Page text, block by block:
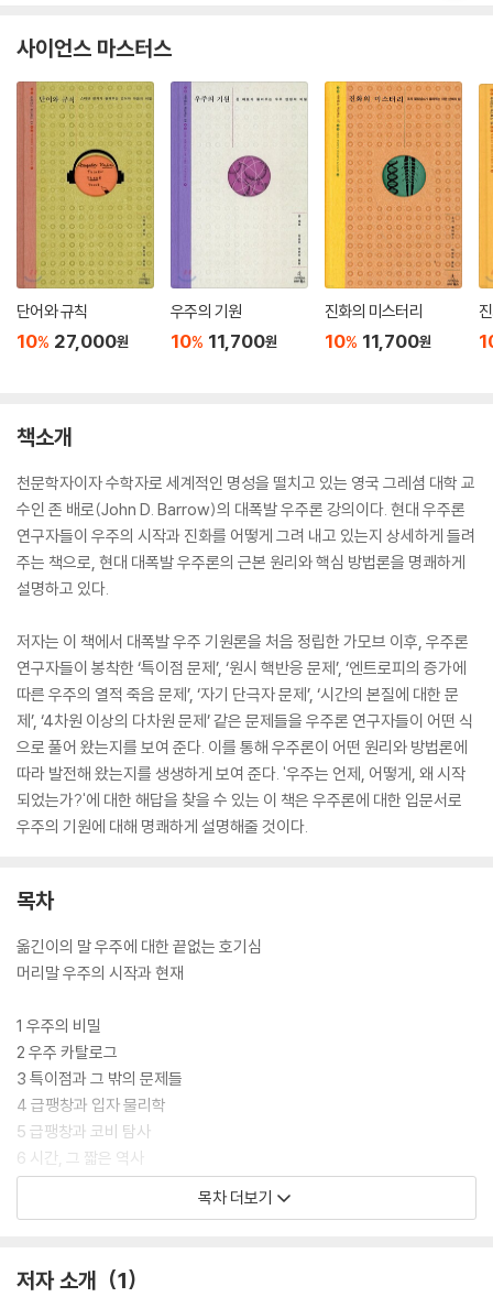
사이언스 마스터스
단어와 규칙
10% 27,000원
우주의 기원
10% 11,700원
진화의 미스터리
10% 11,700원
책소개
천문학자이자 수학자로 세계적인 명성을 떨치고 있는 영국 그레셤 대학 교
수인 존 배로(John D. Barrow)의 대폭발 우주론 강의이다. 현대 우주론
연구자들이 우주의 시작과 진화를 어떻게 그려 내고 있는지 상세하게 들려
주는 책으로, 현대 대폭발 우주론의 근본 원리와 핵심 방법론을 명쾌하게
설명하고 있다.
저자는 이 책에서 대폭발 우주 기원론을 처음 정립한 가모브 이후, 우주론
연구자들이 봉착한 ‘특이점 문제’, ‘원시 핵반응 문제’, ‘엔트로피의 증가에
따른 우주의 열적 죽음 문제’, ‘자기 단극자 문제’, ‘시간의 본질에 대한 문
제’, ‘4차원 이상의 다차원 문제’ 같은 문제들을 우주론 연구자들이 어떤 식
으로 풀어 왔는지를 보여 준다. 이를 통해 우주론이 어떤 원리와 방법론에
따라 발전해 왔는지를 생생하게 보여 준다. '우주는 언제, 어떻게, 왜 시작
되었는가?'에 대한 해답을 찾을 수 있는 이 책은 우주론에 대한 입문서로
우주의 기원에 대해 명쾌하게 설명해줄 것이다.
목차
옮긴이의 말 우주에 대한 끝없는 호기심
머리말 우주의 시작과 현재
1 우주의 비밀
2 우주 카탈로그
3 특이점과 그 밖의 문제들
4 급팽창과 입자 물리학
5 급팽창과 코비 탐사
6 시간, 그 짧은 역사
7 미궁 속으로
찾아보기
목차 더보기
저자 소개 1